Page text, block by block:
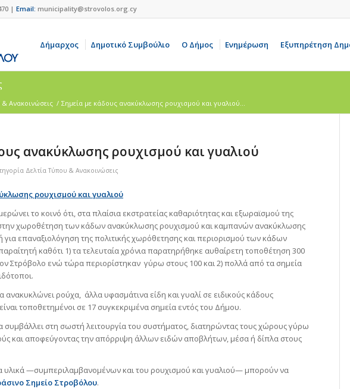
| Email: municipality@strovolos.org.cy
Δήμαρχος Δημοτικό Συμβούλιο Ο Δήμος Ενημέρωση Εξυπηρέτηση
Ανακοινώσεις / Σημεία με κάδους ανακύκλωσης ρουχισμού και γυαλιού...
ανακύκλωσης ρουχισμού και γυαλιού
Δελτία Τύπου & Ανακοινώσεις
ρουχισμού και γυαλιού
το κοινό ότι, στα πλαίσια εκστρατείας καθαριότητας και εξωραϊσμού της
χωροθέτηση των κάδων ανακύκλωσης ρουχισμού και καμπανών ανακύκλωσης
για επαναξιολόγηση της πολιτικής χωρόθετησης και περιορισμού των κάδων
καθότι 1) τα τελευταία χρόνια παρατηρήθηκε αυθαίρετη τοποθέτηση 300
Στρόβολο ενώ τώρα περιορίστηκαν γύρω στους 100 και 2) πολλά από τα σημεία
ανακυκλώνει ρούχα, άλλα υφασμάτινα είδη και γυαλί σε ειδικούς κάδους
τοποθετημένοι σε 17 συγκεκριμένα σημεία εντός του Δήμου.
συμβάλλει στη σωστή λειτουργία του συστήματος, διατηρώντας τους χώρους γύρω
και αποφεύγοντας την απόρριψη άλλων ειδών αποβλήτων, μέσα ή δίπλα στους
υλικά —συμπεριλαμβανομένων και του ρουχισμού και γυαλιού— μπορούν να
Σημείο Στροβόλου.